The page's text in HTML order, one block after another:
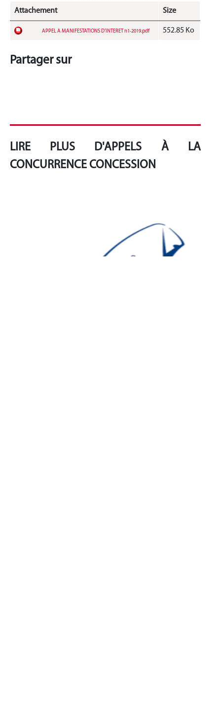
Attachement
Size
APPEL A MANIFESTATIONS D’INTERET n1-2019.pdf 552.85 Ko
Partager sur
LIRE PLUS D'APPELS À LA
CONCURRENCE CONCESSION